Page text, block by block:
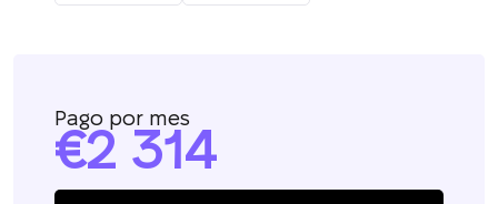
Pago por mes
2 314